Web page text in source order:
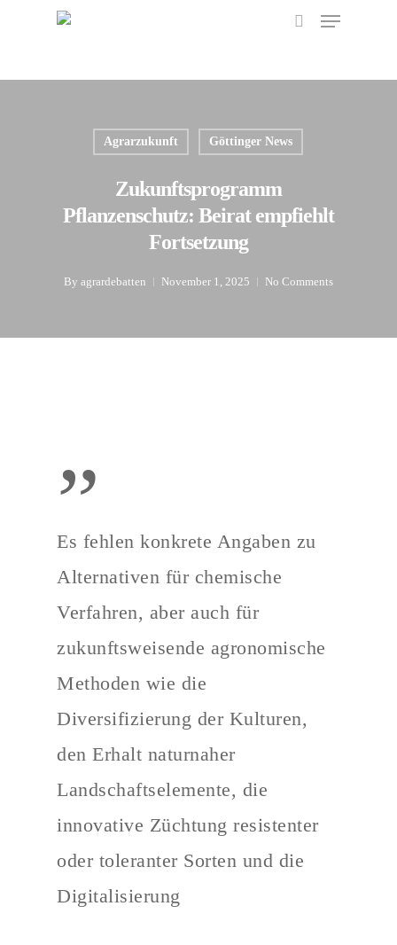
content
Menu
Agrarzukunft Göttinger News
Zukunftsprogramm
Pflanzenschutz: Beirat empfiehlt
Fortsetzung
By agrardebatten November 1, 2025 No Comments
”
Es fehlen konkrete Angaben zu
Alternativen für chemische
Verfahren, aber auch für
zukunftsweisende agronomische
Methoden wie die
Diversifizierung der Kulturen,
den Erhalt naturnaher
Landschaftselemente, die
innovative Züchtung resistenter
oder toleranter Sorten und die
Digitalisierung